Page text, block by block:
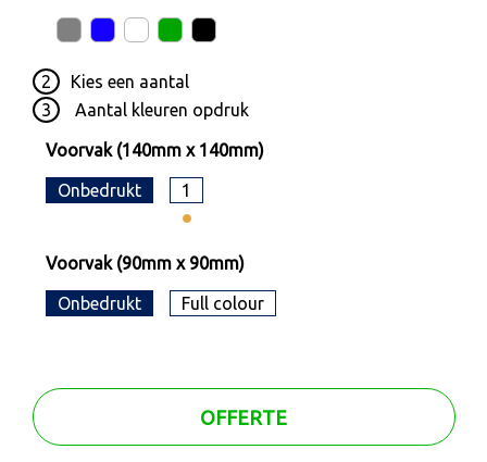
2 Kies een aantal
3
Aantal kleuren opdruk
Voorvak (140mm x 140mm)
Onbedrukt 1
Voorvak (90mm x 90mm)
Onbedrukt Full colour
OFFERTE